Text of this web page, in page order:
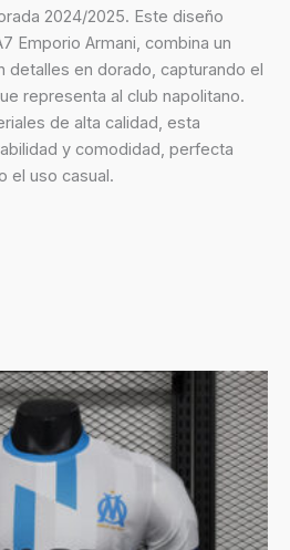
2024/2025. Este diseño
Emporio Armani, combina un
detalles en dorado, capturando el
representa al club napolitano.
de alta calidad, esta
y comodidad, perfecta
el uso casual.